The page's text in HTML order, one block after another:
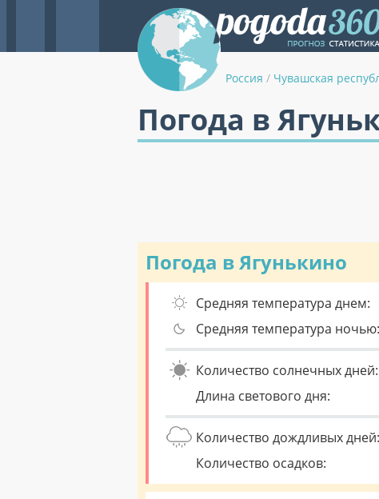
Россия / Чувашская
Погода в
Погода в Ягунькино
Средняя температура днем:
Средняя температура ночью:
Количество солнечных дней:
Длина светового дня:
Количество дождливых дней:
Количество осадков: